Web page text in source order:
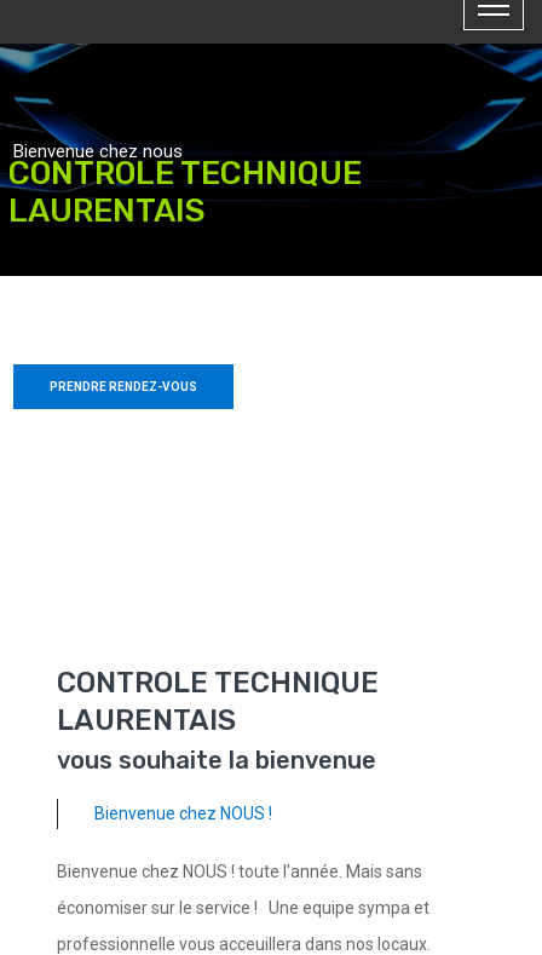
Bienvenue chez nous
CONTROLE TECHNIQUE
LAURENTAIS
PRENDRE RENDEZ-VOUS
CONTROLE TECHNIQUE
LAURENTAIS
vous souhaite la bienvenue
Bienvenue chez NOUS !
Bienvenue chez NOUS ! toute l'année. Mais sans
économiser sur le service ! Une equipe sympa et
professionnelle vous acceuillera dans nos locaux.